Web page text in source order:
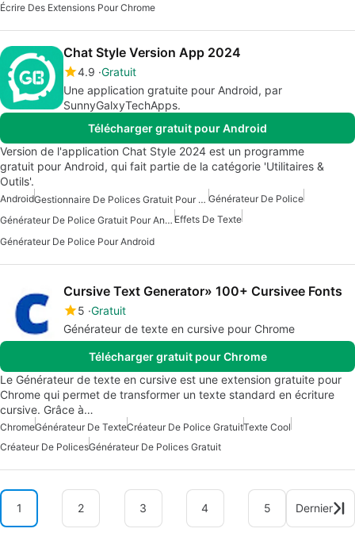
Écrire Des Extensions Pour Chrome
Chat Style Version App 2024
4.9 Gratuit
Une application gratuite pour Android, par
SunnyGalxyTechApps.
Télécharger gratuit pour Android
Version de l'application Chat Style 2024 est un programme
gratuit pour Android, qui fait partie de la catégorie 'Utilitaires &
Outils'.
Android Gestionnaire De Polices Gratuit Pour Android Générateur De Police
Générateur De Police Gratuit Pour Android Effets De Texte
Générateur De Police Pour Android
Cursive Text Generator» 100+ Cursivee Fonts
5 Gratuit
Générateur de texte en cursive pour Chrome
Télécharger gratuit pour Chrome
Le Générateur de texte en cursive est une extension gratuite pour
Chrome qui permet de transformer un texte standard en écriture
cursive. Grâce à…
ChromeGénérateur De TexteCréateur De Police GratuitTexte Cool
Créateur De PolicesGénérateur De Polices Gratuit
1 2 3 4 5 Dernier